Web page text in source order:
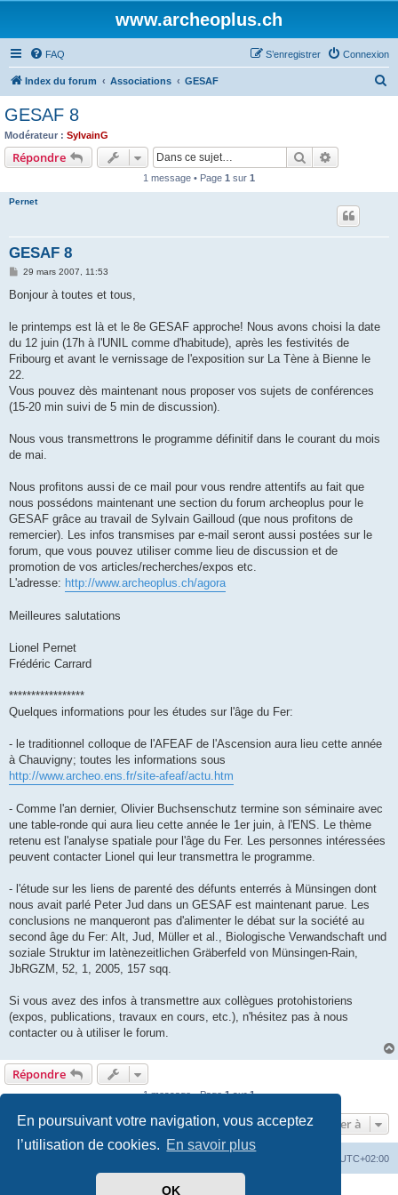
En poursuivant votre navigation, vous acceptez
l’utilisation de cookies. En savoir plus
OK
www.archeoplus.ch
FAQ Connexion
S’enregistrer
Index du forum Associations GESAF
GESAF 8
Modérateur : SylvainG
Répondre Rechercher
1 message • Page 1 sur 1
Pernet
GESAF 8
M
s
g
e
29 mars 2007, 11:53
Bonjour à toutes et tous,
le printemps est là et le 8e GESAF approche! Nous avons choisi la date
du 12 juin (17h à l'UNIL comme d'habitude), après les festivités de
Fribourg et avant le vernissage de l'exposition sur La Tène à Bienne le
22.
Vous pouvez dès maintenant nous proposer vos sujets de conférences
(15-20 min suivi de 5 min de discussion).
Nous vous transmettrons le programme définitif dans le courant du mois
de mai.
Nous profitons aussi de ce mail pour vous rendre attentifs au fait que
nous possédons maintenant une section du forum archeoplus pour le
GESAF grâce au travail de Sylvain Gailloud (que nous profitons de
remercier). Les infos transmises par e-mail seront aussi postées sur le
forum, que vous pouvez utiliser comme lieu de discussion et de
promotion de vos articles/recherches/expos etc.
L'adresse: http://www.archeoplus.ch/agora
Meilleures salutations
Lionel Pernet
Frédéric Carrard
*****************
Quelques informations pour les études sur l'âge du Fer:
- le traditionnel colloque de l'AFEAF de l'Ascension aura lieu cette année
à Chauvigny; toutes les informations sous
http://www.archeo.ens.fr/site-afeaf/actu.htm
- Comme l'an dernier, Olivier Buchsenschutz termine son séminaire avec
une table-ronde qui aura lieu cette année le 1er juin, à l'ENS. Le thème
retenu est l'analyse spatiale pour l'âge du Fer. Les personnes intéressées
peuvent contacter Lionel qui leur transmettra le programme.
- l'étude sur les liens de parenté des défunts enterrés à Münsingen dont
nous avait parlé Peter Jud dans un GESAF est maintenant parue. Les
conclusions ne manqueront pas d'alimenter le débat sur la société au
second âge du Fer: Alt, Jud, Müller et al., Biologische Verwandschaft und
soziale Struktur im latènezeitlichen Gräberfeld von Münsingen-Rain,
JbRGZM, 52, 1, 2005, 157 sqq.
Si vous avez des infos à transmettre aux collègues protohistoriens
(expos, publications, travaux en cours, etc.), n'hésitez pas à nous
contacter ou à utiliser le forum.
Répondre
1 message • Page1sur1
Aller à
UTC+02:00
phpBB ® Forum Software © phpBB Limited